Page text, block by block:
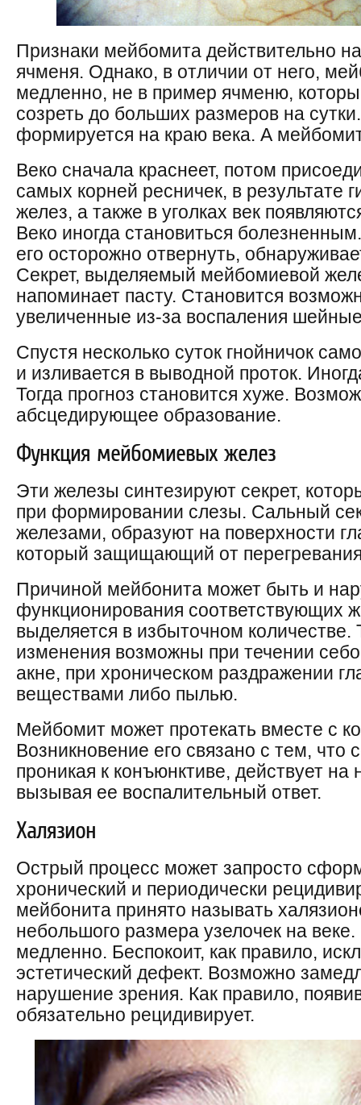
Признаки мейбомита действительно
ячменя. Однако, в отличии от него,
медленно, не в пример ячменю,
созреть до больших размеров на
формируется на краю века. А
Веко сначала краснеет, потом
самых корней ресничек, в результате
желез, а также в уголках век
Веко иногда становиться
его осторожно отвернуть,
Секрет, выделяемый мейбомиевой
напоминает пасту. Становится
увеличенные из-за воспаления
Спустя несколько суток гнойничок
и изливается в выводной проток.
Тогда прогноз становится хуже.
абсцедирующее образование.
Функция мейбомиевых желез
Эти железы синтезируют секрет,
при формировании слезы. Сальный
железами, образуют на поверхности
который защищающий от
Причиной мейбонита может быть и
функционирования соответствующих
выделяется в избыточном количестве.
изменения возможны при течении
акне, при хроническом раздражении
веществами либо пылью.
Мейбомит может протекать вместе с
Возникновение его связано с тем, что
проникая к конъюнктиве, действует
вызывая ее воспалительный ответ.
Халязион
Острый процесс может запросто
хронический и периодически
мейбонита принято называть
небольшого размера узелочек на
медленно. Беспокоит, как правило,
эстетический дефект. Возможно
нарушение зрения. Как правило,
обязательно рецидивирует.